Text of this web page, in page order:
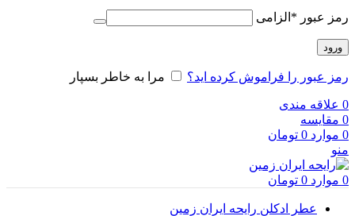
رمز عبور * الزامی
ورود
رمز عبور را فراموش کرده اید؟ مرا به خاطر بسپار
0 علاقه مندی
0 مقایسه
0 موارد 0 تومان
منو
0 موارد 0 تومان
عطر ادکلن رایحه ایران زمین